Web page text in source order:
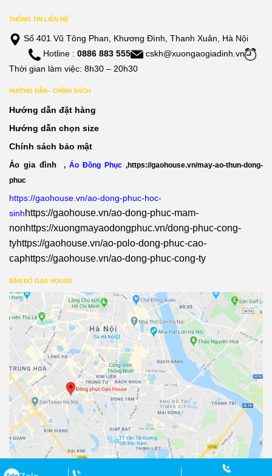
THÔNG TIN LIÊN HỆ
Số 401 Vũ Tông Phan, Khương Đình, Thanh Xuân, Hà Nội
Hotline : 0886 883 555
cskh@xuongaogiadinh.vn
Thời gian làm việc: 8h30 – 20h30
HƯỚNG DẪN– CHÍNH SÁCH
Hướng dẫn đặt hàng
Hướng dẫn chọn size
Chính sách bảo mật
Áo gia đình , Áo Đồng Phục ,https://gaohouse.vn/may-ao-thun-dong-
phuc
https://gaohouse.vn/ao-dong-phuc-hoc-
sinhhttps://gaohouse.vn/ao-dong-phuc-mam-
nonhttps://xuongmayaodongphuc.vn/dong-phuc-cong-
tyhttps://gaohouse.vn/ao-polo-dong-phuc-cao-
caphttps://gaohouse.vn/ao-dong-phuc-cong-ty
BẢN ĐỒ GẠO HOUSE